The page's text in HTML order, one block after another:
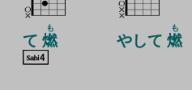
て燃
も
やして 燃
も